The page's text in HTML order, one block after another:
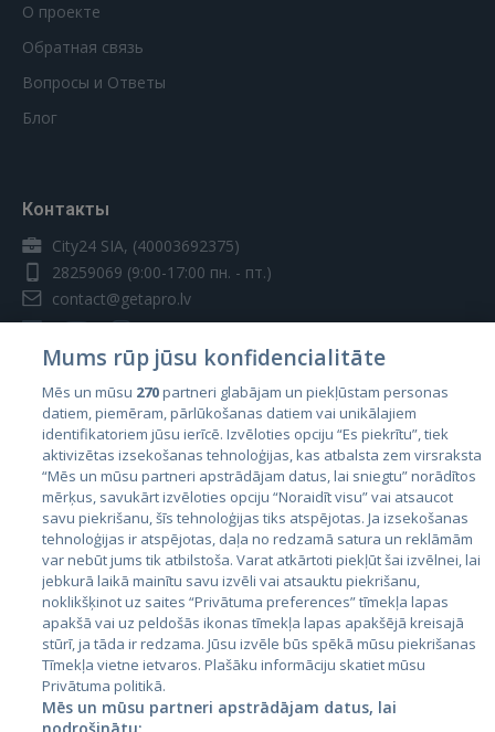
О проекте
Обратная связь
Вопросы и Ответы
Блог
Контакты
City24 SIA, (40003692375)
28259069 (9:00-17:00 пн. - пт.)
contact@getapro.lv
Страны
Эстония
Латвия
Литва
Mums rūp jūsu konfidencialitāte
Mēs un mūsu 270partneri glabājam un piekļūstam personas
datiem, piemēram, pārlūkošanas datiem vai unikālajiem
identifikatoriem jūsu ierīcē. Izvēloties opciju “Es piekrītu”, tiek
aktivizētas izsekošanas tehnoloģijas, kas atbalsta zem virsraksta
“Mēs un mūsu partneri apstrādājam datus, lai sniegtu” norādītos
mērķus, savukārt izvēloties opciju “Noraidīt visu” vai atsaucot
savu piekrišanu, šīs tehnoloģijas tiks atspējotas. Ja izsekošanas
tehnoloģijas ir atspējotas, daļa no redzamā satura un reklāmām
var nebūt jums tik atbilstoša. Varat atkārtoti piekļūt šai izvēlnei, lai
jebkurā laikā mainītu savu izvēli vai atsauktu piekrišanu,
noklikšķinot uz saites “Privātuma preferences” tīmekļa lapas
apakšā vai uz peldošās ikonas tīmekļa lapas apakšējā kreisajā
stūrī, ja tāda ir redzama. Jūsu izvēle būs spēkā mūsu piekrišanas
Tīmekļa vietne ietvaros. Plašāku informāciju skatiet mūsu
Privātuma politikā.
Mēs un mūsu partneri apstrādājam datus, lai